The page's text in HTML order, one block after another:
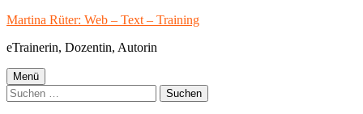
Springe
Inhalt
Martina Rüter: Web – Text – Training
eTrainerin, Dozentin, Autorin
Primäres
Menü
Menü
Suchen
nach: